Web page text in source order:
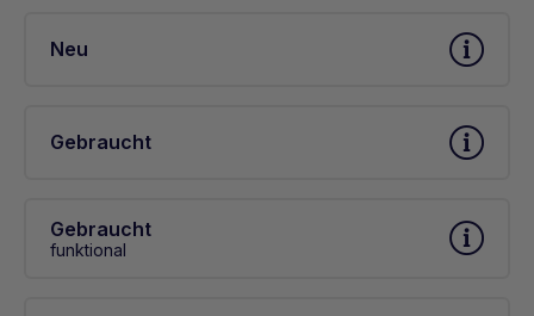
Neu
Gebraucht
Gebraucht
funktional